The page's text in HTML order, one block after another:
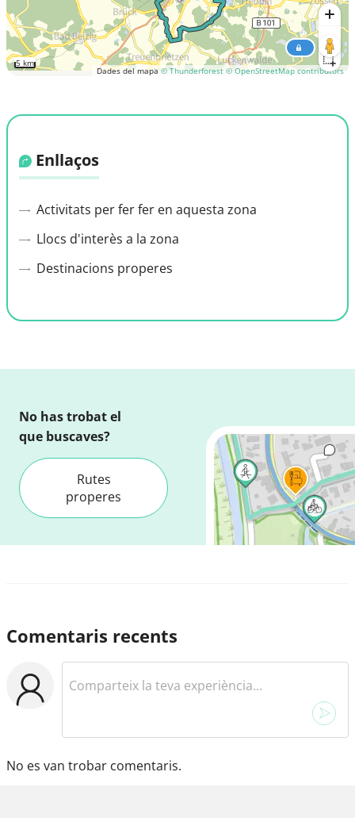
Dades del mapa© Thunderforest © OpenStreetMap contributors
5 km
Enllaços
Activitats per fer fer en aquesta zona
Llocs d'interès a la zona
Destinacions properes
No has trobat el
que buscaves?
Rutes
properes
Comentaris recents
No es van trobar comentaris.